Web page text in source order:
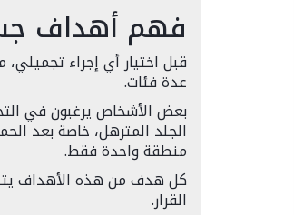
فهم أهداف
قبل اختيار أي إجراء
عدة فئات.
بعض الأشخاص يرغبون في
الجلد المترهل، خاصة بعد
منطقة واحدة فقط.
كل هدف من هذه الأهداف
القرار.